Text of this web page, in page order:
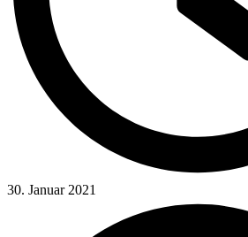
30. Januar 2021